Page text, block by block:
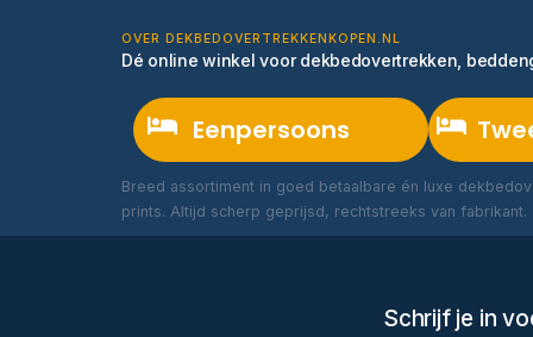
OVER DEKBEDOVERTREKKENKOPEN.NL
Dé online winkel voor dekbedovertrekken,
Eenpersoons
Breed assortiment in goed betaalbare én luxe
prints. Altijd scherp geprijsd, rechtstreeks van fabrikant.
Schrijf je in